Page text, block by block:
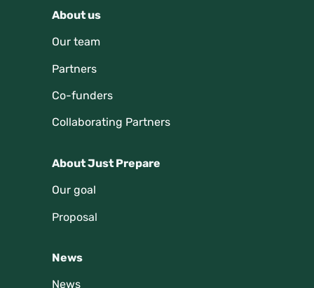
About us
Our team
Partners
Co-funders
Collaborating Partners
About Just Prepare
Our goal
Proposal
News
News